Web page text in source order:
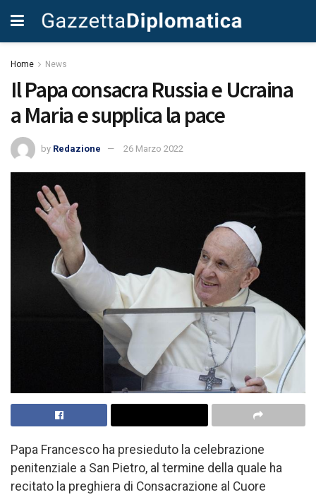
Home News
Il Papa consacra Russia e Ucraina
a Maria e supplica la pace
by Redazione 26 Marzo 2022
Papa Francesco ha presieduto la celebrazione
penitenziale a San Pietro, al termine della quale ha
recitato la preghiera di Consacrazione al Cuore